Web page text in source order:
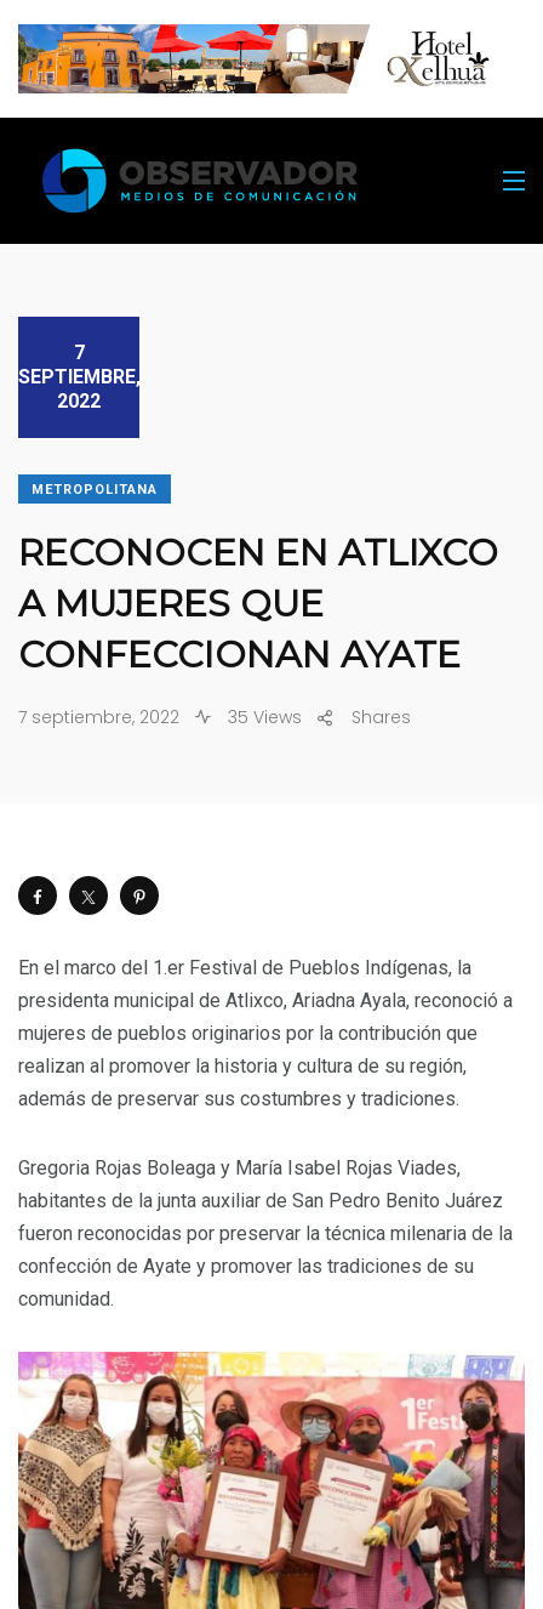
7
SEPTIEMBRE,
2022
METROPOLITANA
RECONOCEN EN ATLIXCO
A MUJERES QUE
CONFECCIONAN AYATE
7 septiembre, 2022 35 Views Shares
En el marco del 1.er Festival de Pueblos Indígenas, la
presidenta municipal de Atlixco, Ariadna Ayala, reconoció a
mujeres de pueblos originarios por la contribución que
realizan al promover la historia y cultura de su región,
además de preservar sus costumbres y tradiciones.
Gregoria Rojas Boleaga y María Isabel Rojas Viades,
habitantes de la junta auxiliar de San Pedro Benito Juárez
fueron reconocidas por preservar la técnica milenaria de la
confección de Ayate y promover las tradiciones de su
comunidad.